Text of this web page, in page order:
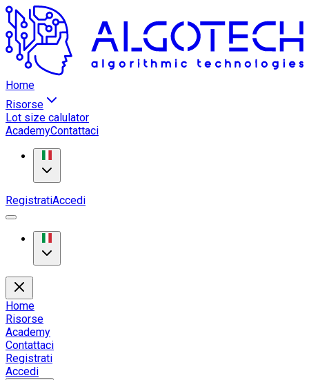
Home
Risorse
Lot size calulator
AcademyContattaci
RegistratiAccedi
Home
Risorse
Academy
Contattaci
Registrati
Accedi